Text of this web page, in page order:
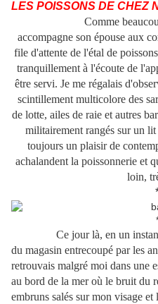
LES POISSONS DE CHEZ
Comme beaucoup
accompagne son épouse aux
file d'attente de l'étal de
tranquillement à l'écoute de
être servi. Je me régalais
scintillement multicolore des
de lotte, ailes de raie et autres
militairement rangés sur un
toujours un plaisir de
achalandent la poissonnerie et
loin,
Ce jour là, en un
du magasin entrecoupé par les
retrouvais malgré moi dans une
au bord de la mer où le bruit du
embruns salés sur mon visage et